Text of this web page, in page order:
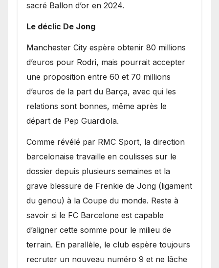
sacré Ballon d’or en 2024.
Le déclic De Jong
​Manchester City espère obtenir 80 millions
d’euros pour Rodri, mais pourrait accepter
une proposition entre 60 et 70 millions
d’euros de la part du Barça, avec qui les
relations sont bonnes, même après le
départ de Pep Guardiola.
​Comme révélé par RMC Sport, la direction
barcelonaise travaille en coulisses sur le
dossier depuis plusieurs semaines et la
grave blessure de Frenkie de Jong (ligament
du genou) à la Coupe du monde. Reste à
savoir si le FC Barcelone est capable
d’aligner cette somme pour le milieu de
terrain. En parallèle, le club espère toujours
recruter un nouveau numéro 9 et ne lâche